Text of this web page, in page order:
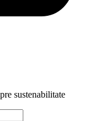
sustenabilitate